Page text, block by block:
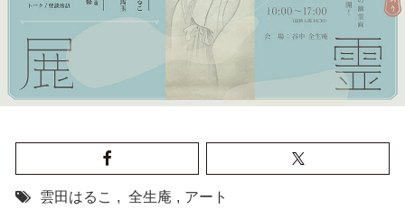
雲⽥はるこ , 全⽣庵 , アート